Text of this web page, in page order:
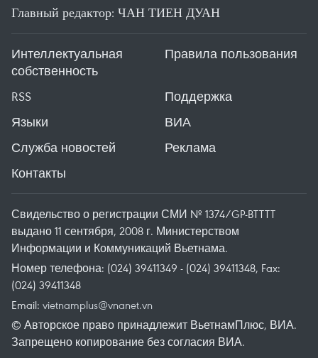
Главный редактор: ЧАН ТИЕН ДУАН
Интеллектуальная
собственность
Правила пользования
RSS
Поддержка
Языки
ВИА
Служба новостей
Реклама
Контакты
Свидельство о регистрации СМИ № 1374/GP-BTTTT
выдано 11 сентября, 2008 г. Министерством
Информации и Коммуникаций Вьетнама.
Номер телефона: (024) 39411349 - (024) 39411348, Fax:
(024) 39411348
Email: vietnamplus@vnanet.vn
© Авторское право принадлежит ВьетнамПлюс, ВИА.
Запрещено копирование без согласия ВИА.